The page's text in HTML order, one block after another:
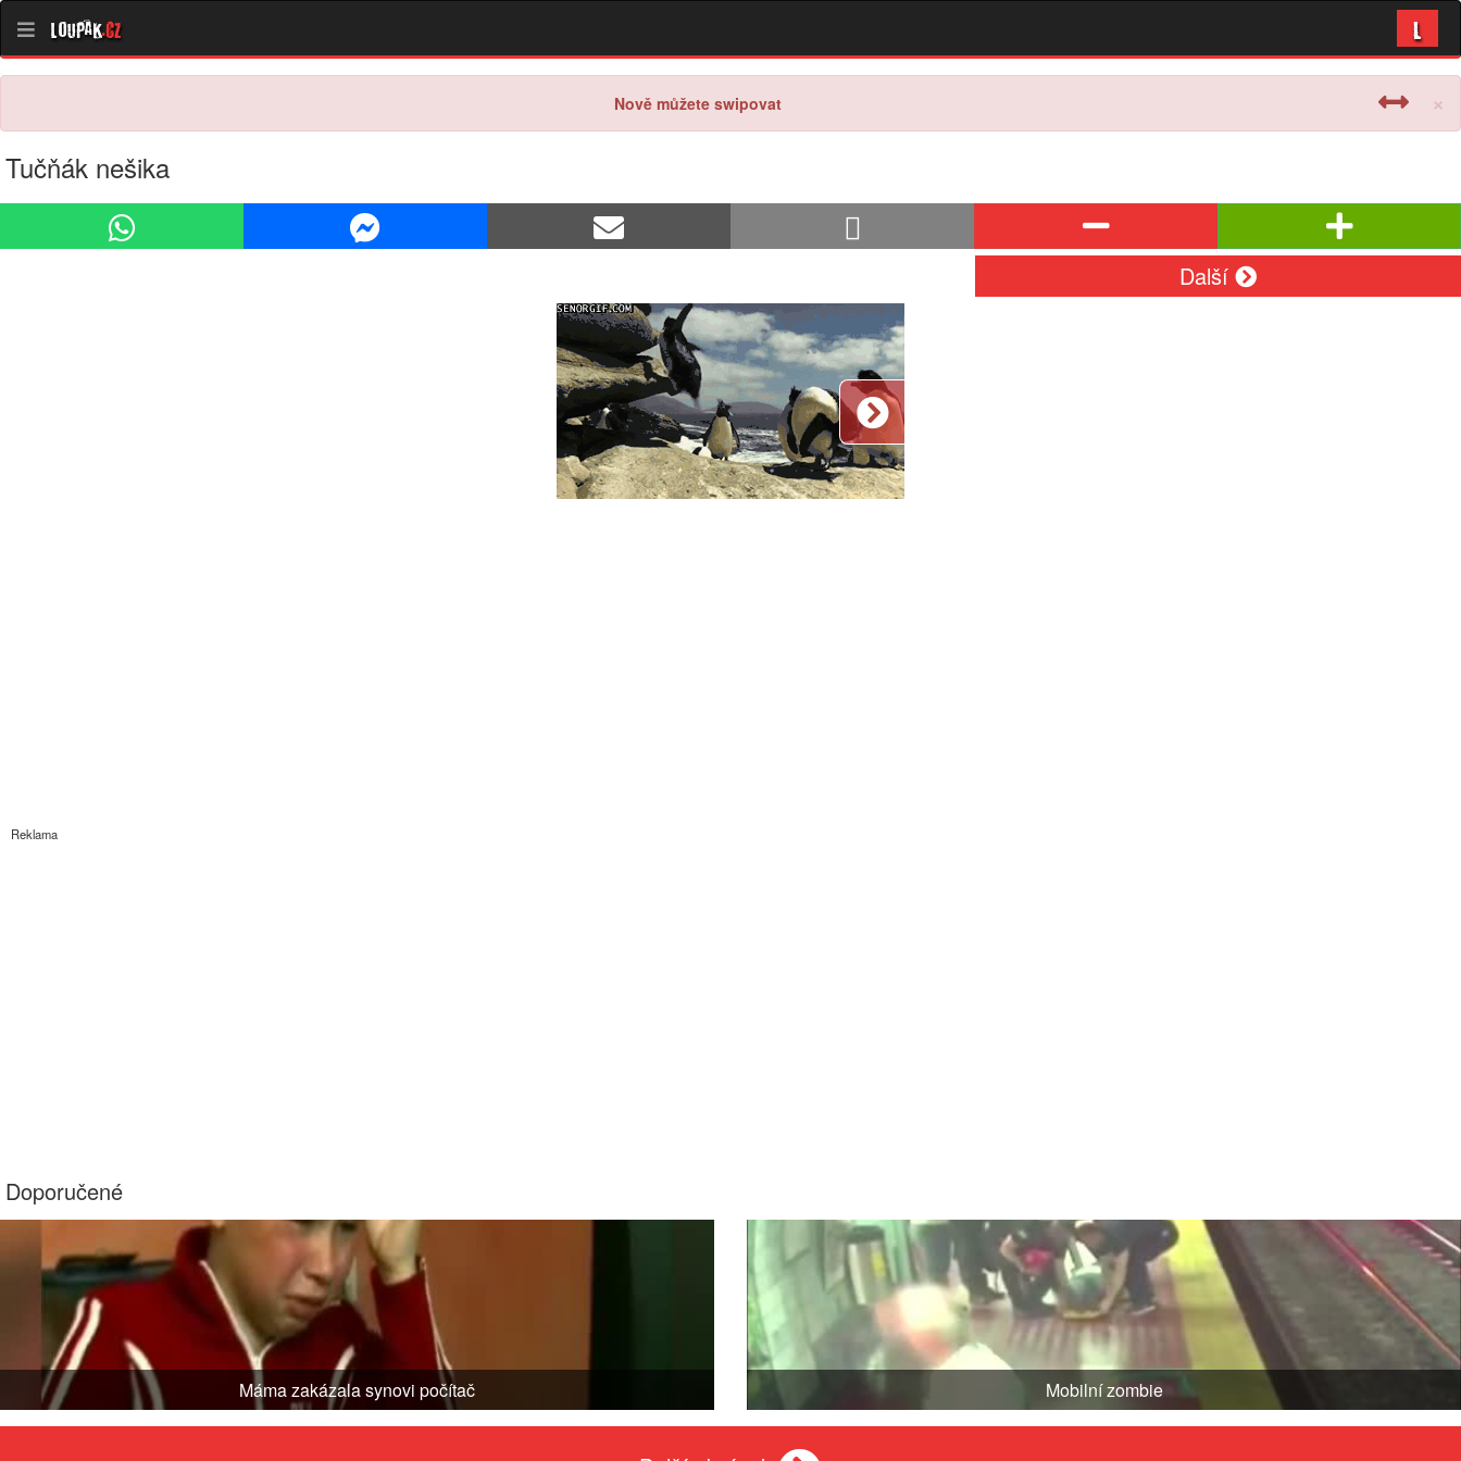
Loupak.cz L
×
Nově můžete swipovat
Tučňák nešika
Další
Reklama
Doporučené
Máma zakázala synovi počítač Mobilní zombie